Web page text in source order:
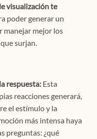
visualización te
poder generar un
manejar mejor los
surjan.
respuesta: Esta
reacciones generará,
el estímulo y la
más intensa haya
preguntas: ¿qué